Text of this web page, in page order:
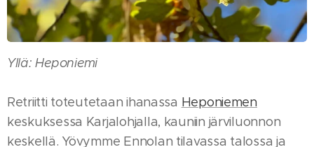
Yllä: Heponiemi
Retriitti toteutetaan ihanassa Heponiemen
keskuksessa Karjalohjalla, kauniin järviluonnon
keskellä. Yövymme Ennolan tilavassa talossa ja